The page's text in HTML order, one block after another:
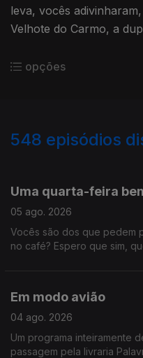
leva, vocês
Velhote do Carmo, a
Cannes. Tomem é um
opções
548 episódios
Uma quarta-feira
05 ago. 2026
Vocês são dos que pedem
no café? Espero que sim,
em Bicicleta e ainda demos
Vagos Metal Fest. Só
Em modo avião
04 ago. 2026
Um programa inteiramente
passagem pela livraria